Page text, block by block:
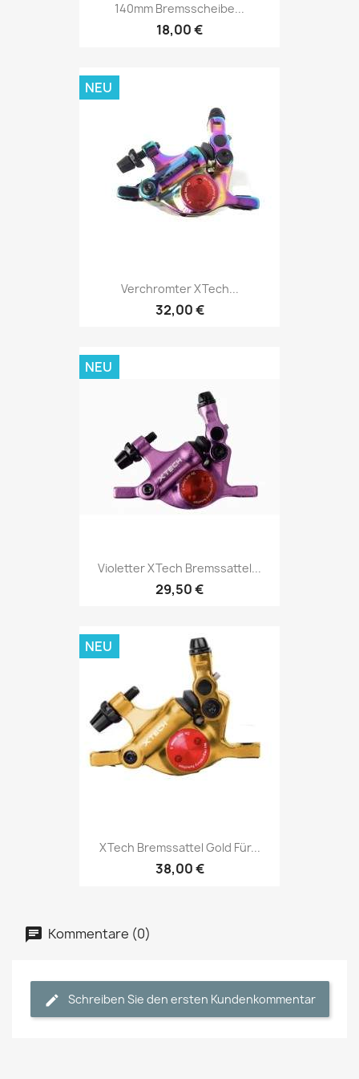
140mm Bremsscheibe...
18,00 €
Verchromter XTech...
32,00 €
NEU
Violetter XTech Bremssattel...
29,50 €
NEU
XTech Bremssattel Gold Für...
38,00 €
NEU
Kommentare (0)
Schreiben Sie den ersten Kundenkommentar